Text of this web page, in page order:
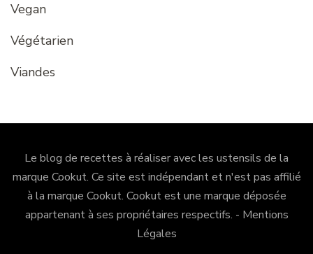
Vegan
Végétarien
Viandes
Le blog de recettes à réaliser avec les ustensils de la
marque Cookut. Ce site est indépendant et n'est pas affilié
à la marque Cookut. Cookutest une marque déposée
appartenant à ses propriétaires respectifs. - Mentions
Légales